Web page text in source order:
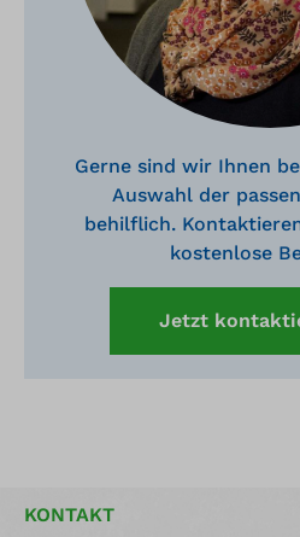
Gerne sind wir Ihnen
Auswahl der
behilflich.
kostenlose
Jetzt
KONTAKT